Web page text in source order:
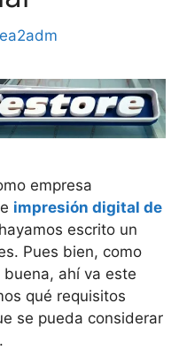
empresa
e impresión digital de
escrito un
Pues bien, como
ahí va este
qué requisitos
se pueda considerar